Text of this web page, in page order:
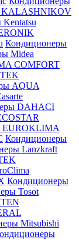
KALASHNIKOV
Кондиционеры
Midea
COMFORT
AQUA
DAHACI
EUROKLIMA
Кондиционеры
Lanzkraft
Кондиционеры
Tosot
Mitsubishi